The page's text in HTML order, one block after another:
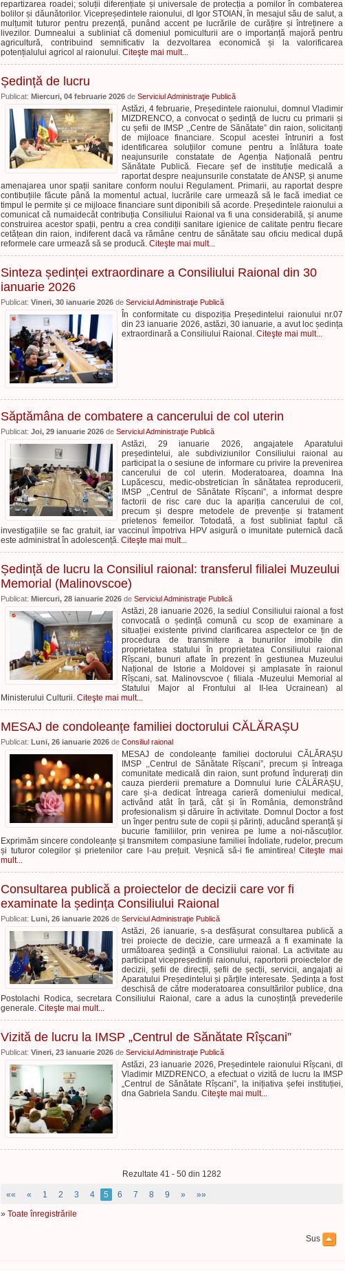
repartizarea roadei; soluții diferențiate și universale de protecția a pomilor în combaterea
bolilor și dăunătorilor. Vicepreședintele raionului, dl Igor STOIAN, în mesajul său de salut, a
mulțumit tuturor pentru prezență, punând accent pe lucrările de curățire și întreținere a
livezilor. Dumnealui a subliniat că domeniul pomiculturii are o importanță majoră pentru
agricultură, contribuind semnificativ la dezvoltarea economică și la valorificarea
potențialului agricol al raionului. Citeşte mai mult...
Ședință de lucru
Publicat: Miercuri, 04 februarie 2026 de Serviciul Administraţie Publică
Astăzi, 4 februarie, Președintele raionului, domnul Vladimir
MIZDRENCO, a convocat o ședință de lucru cu primarii și
cu șefii de IMSP ,,Centre de Sănătate” din raion, solicitanți
de mijloace financiare. Scopul acestei întruniri a fost
identificarea soluțiilor comune pentru a înlătura toate
neajunsurile constatate de Agenția Națională pentru
Sănătate Publică. Fiecare șef de instituție medicală a
raportat despre neajunsurile constatate de ANSP, și anume
amenajarea unor spații sanitare conform noului Regulament. Primarii, au raportat despre
contibuțiile făcute până la momentul actual, lucrările care urmează să le facă imediat ce
timpul le permite și ce mijloace financiare sunt diponibili să acorde. Președintele raionului a
comunicat că numaidecât contribuția Consiliului Raional va fi una considerabilă, și anume
construirea acestor spații, pentru a crea condiții sanitare igienice de calitate pentru fiecare
cetățean din raion, indiferent dacă va rămâne centru de sănătate sau oficiu medical după
reformele care urmează să se producă. Citeşte mai mult...
Sinteza ședinței extraordinare a Consiliului Raional din 30
ianuarie 2026
Publicat: Vineri, 30 ianuarie 2026 de Serviciul Administraţie Publică
În conformitate cu dispoziția Președintelui raionului nr.07
din 23 ianuarie 2026, astăzi, 30 ianuarie, a avut loc ședința
extraordinară a Consiliului Raional. Citeşte mai mult...
Săptămâna de combatere a cancerului de col uterin
Publicat: Joi, 29 ianuarie 2026 de Serviciul Administraţie Publică
Astăzi, 29 ianuarie 2026, angajatele Aparatului
președintelui, ale subdiviziunilor Consiliului raional au
participat la o sesiune de informare cu privire la prevenirea
cancerului de col uterin. Moderatoarea, doamna Ina
Lupăcescu, medic-obstretician în sănătatea reproducerii,
IMSP ,,Centrul de Sănătate Rîșcani”, a informat despre
factorii de risc care duc la apariția cancerului de col,
precum și despre metodele de prevenție și tratament
prietenos femeilor. Totodată, a fost subliniat faptul că
investigațiile se fac gratuit, iar vaccinul împotriva HPV asigură o imunitate puternică dacă
este administrat în adolescență. Citeşte mai mult...
Ședință de lucru la Consiliul raional: transferul filialei Muzeului
Memorial (Malinovscoe)
Publicat: Miercuri, 28 ianuarie 2026 de Serviciul Administraţie Publică
Astăzi, 28 ianuarie 2026, la sediul Consiliului raional a fost
convocată o ședință comună cu scop de examinare a
situației existente privind clarificarea aspectelor ce țin de
procedura de transmitere a bunurilor imobile din
proprietatea statului în proprietatea Consiliului raional
Rîșcani, bunuri aflate în prezent în gestiunea Muzeului
Național de Istorie a Moldovei și amplasate în raionul
Rîșcani, sat. Malinovscvoe ( filiala -Muzeului Memorial al
Statului Major al Frontului al II-lea Ucrainean) al
Ministerului Culturii. Citeşte mai mult...
MESAJ de condoleanțe familiei doctorului CĂLĂRAȘU
Publicat: Luni, 26 ianuarie 2026 de Consiliul raional
MESAJ de condoleanțe familiei doctorului CĂLĂRAȘU
IMSP ,,Centrul de Sănătate Rîșcani”, precum și întreaga
comunitate medicală din raion, sunt profund îndurerați din
cauza pierderii premature a Domnului Iurie CĂLĂRAȘU,
care și-a dedicat întreaga carieră domeniului medical,
activând atât în țară, cât și în România, demonstrând
profesionalism și dăruire în activitate. Domnul Doctor a fost
un înger pentru sute de copii și părinți, aducând speranță și
bucurie familiilor, prin venirea pe lume a noi-născuților.
Exprimăm sincere condoleanțe și transmitem compasiune familiei îndoliate, rudelor, precum
și tuturor colegilor și prietenilor care l-au prețuit. Veșnică să-i fie amintirea!Citeşte mai
mult...
Consultarea publică a proiectelor de decizii care vor fi
examinate la ședința Consiliului Raional
Publicat: Luni, 26 ianuarie 2026 de Serviciul Administraţie Publică
Astăzi, 26 ianuarie, s-a desfășurat consultarea publică a
trei proiecte de decizie, care urmează a fi examinate la
următoarea ședință a Consiliului raional. La activitate au
participat vicepreședinții raionului, raportorii proiectelor de
decizii, șefii de direcții, șefii de șecții, servicii, angajați ai
Aparatului Președintelui și părțile interesate. Ședința a fost
deschisă de către moderatoarea consultărilor publice, dna
Postolachi Rodica, secretara Consiliului Raional, care a adus la cunoștință prevederile
generale. Citeşte mai mult...
Vizită de lucru la IMSP „Centrul de Sănătate Rîșcani”
Publicat: Vineri, 23 ianuarie 2026 de Serviciul Administraţie Publică
Astăzi, 23 ianuarie 2026, Președintele raionului Rîșcani, dl
Vladimir MIZDRENCO, a efectuat o vizită de lucru la IMSP
„Centrul de Sănătate Rîșcani”, la inițiativa șefei instituției,
dna Gabriela Sandu. Citeşte mai mult...
Rezultate 41 - 50 din 1282
«« « 1 2 3 4 5 6 7 8 9 »
»»
» Toate înregistrările
Sus